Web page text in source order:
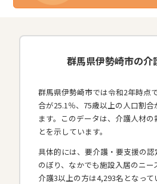
群馬県伊勢崎市の介
群馬県伊勢崎市では令和2年時点
合が25.1％、75歳以上の人口割
ます。このデータは、介護人材
とを示しています。
具体的には、要介護・要支援の
のぼり、なかでも施設入居のニ
介護3以上の方は4,293名となって